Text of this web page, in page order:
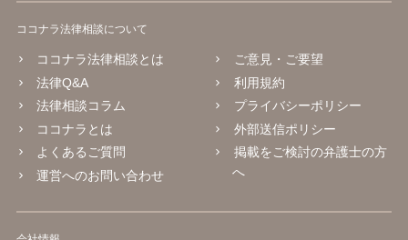
ココナラ法律相談について
ココナラ法律相談とは
法律Q&A
法律相談コラム
ココナラとは
よくあるご質問
運営へのお問い合わせ
ご意見・ご要望
利用規約
プライバシーポリシー
外部送信ポリシー
掲載をご検討の弁護士の方
へ